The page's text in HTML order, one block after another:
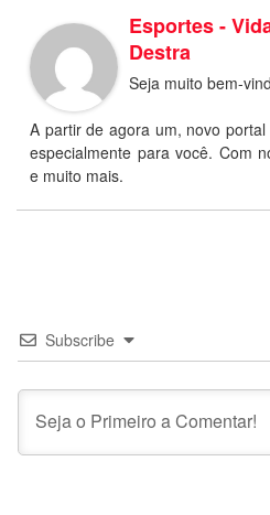
Esportes -
Destra
Seja muito bem-
A partir de agora um, novo
especialmente para você. Com
e muito mais.
Subscribe